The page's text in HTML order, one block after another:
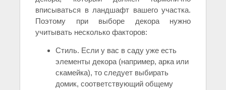
вписываться в ландшафт вашего участка.
Поэтому при выборе декора нужно
учитывать несколько факторов:
Стиль. Если у вас в саду уже есть
элементы декора (например, арка или
скамейка), то следует выбирать
домик, соответствующий общему